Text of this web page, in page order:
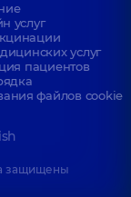
услуг
услуг
пациентов
файлов cookie
защищены